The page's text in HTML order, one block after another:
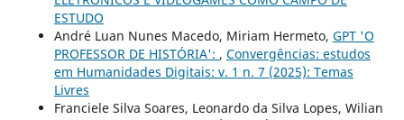
ESTUDO
André Luan Nunes Macedo, Miriam Hermeto, GPT 'O
PROFESSOR DE HISTÓRIA': , Convergências: estudos
em Humanidades Digitais: v. 1 n. 7 (2025): Temas
Livres
Franciele Silva Soares, Leonardo da Silva Lopes, Wilian